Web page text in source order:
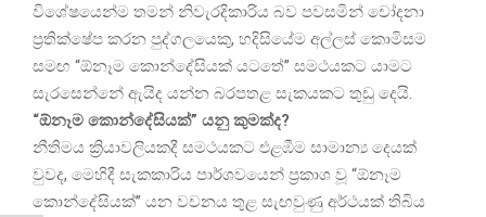
විශේෂයෙන්ම තමන් නිවැරදිකාරිය බව පවසමින් චෝදනා
ප්‍රතික්ෂේප කරන පුද්ගලයෙකු, හදිසියේම අල්ලස් කොමිසම
සමඟ “ඕනෑම කොන්දේසියක් යටතේ” සමථයකට යාමට
සැරසෙන්නේ ඇයිද යන්න බරපතළ සැකයකට තුඩු දෙයි.
“ඕනෑම කොන්දේසියක්” යනු කුමක්ද?
නීතිමය ක්‍රියාවලියකදී සමථයකට එළඹීම සාමාන්‍ය දෙයක්
වුවද, මෙහිදී සැකකාරිය පාර්ශවයෙන් ප්‍රකාශ වූ “ඕනෑම
කොන්දේසියක්” යන වචනය තුළ සැඟවුණු අර්ථයක් තිබිය